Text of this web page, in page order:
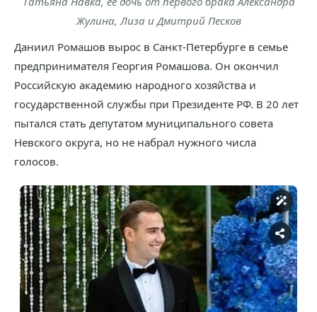
Жулина, Лиза и Дмитрий Песков
Даниил Ромашов вырос в Санкт-Петербурге в семье
предпринимателя Георгия Ромашова. Он окончил
Российскую академию народного хозяйства и
государственной службы при Президенте РФ. В 20 лет
пытался стать депутатом муниципального совета
Невского округа, но не набрал нужного числа
голосов.